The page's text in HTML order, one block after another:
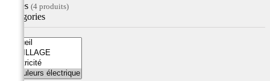
Filtres (4 produits)
Catégories